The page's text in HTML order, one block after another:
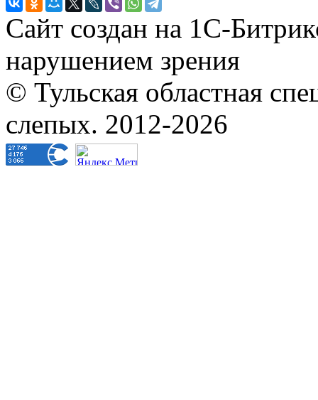
Сайт создан на 1С-
нарушением зрения
© Тульская областная
слепых. 2012-2026